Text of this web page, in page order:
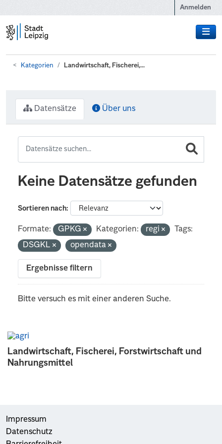
Anmelden
Kategorien Landwirtschaft, Fischerei,...
Landwirtschaft, Fischerei, Forstwirtschaft und
Nahrungsmittel
Datensätze Über uns
Keine Datensätze gefunden
Sortieren nach
Formate: GPKG Kategorien: regi
Tags:
DSGKL
opendata
Ergebnisse filtern
Bitte versuch es mit einer anderen Suche.
Impressum
Datenschutz